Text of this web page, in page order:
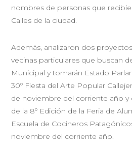
nombres de personas que
Calles de la ciudad.
Además, analizaron dos
vecinas particulares que buscan
Municipal y tomarán Estado
30º Fiesta del Arte Popular
de noviembre del corriente año y
de la 8º Edición de la Feria de
Escuela de Cocineros
noviembre del corriente año.